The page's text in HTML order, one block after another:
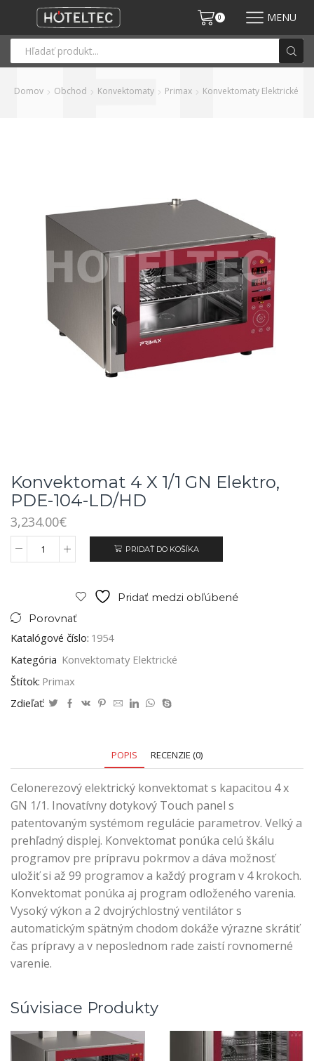
0 MENU
Domov Obchod Konvektomaty Primax Konvektomaty Elektrické
Konvektomat 4 X 1/1 GN Elektro,
PDE-104-LD/HD
3,234.00€
PRIDAŤ DO KOŠÍKA
Pridať medzi obľúbené
Porovnať
Katalógové číslo: 1954
Kategória Konvektomaty Elektrické
Štítok: Primax
Zdieľať:
POPIS RECENZIE (0)
Celonerezový elektrický konvektomat s kapacitou 4 x
GN 1/1. Inovatívny dotykový Touch panel s
patentovaným systémom regulácie parametrov. Velký a
prehľadný displej. Konvektomat ponúka celú škálu
programov pre prípravu pokrmov a dáva možnosť
uložiť si až 99 programov a každý program v 4 krokoch.
Konvektomat ponúka aj program odloženého varenia.
Vysoký výkon a 2 dvojrýchlostný ventilátor s
automatickým spätným chodom dokáže výrazne skrátiť
čas prípravy a v neposlednom rade zaistí rovnomerné
varenie.
Súvisiace Produkty